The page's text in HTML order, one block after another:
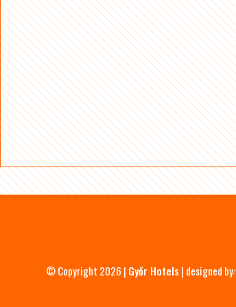
© Copyright 2026 | Győr Hotels | designed by: